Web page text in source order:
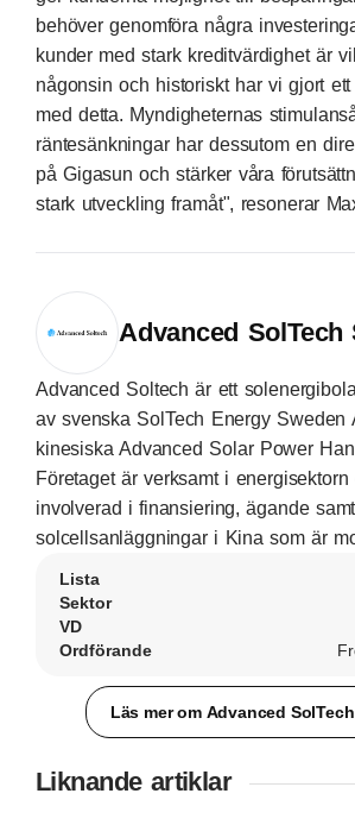
behöver genomföra några
kunder med stark kreditvärdighet är
någonsin och historiskt har vi gjort
med detta. Myndigheternas
räntesänkningar har dessutom en
på Gigasun och stärker våra
stark utveckling framåt", resonerar
Advanced SolTech
Advanced Soltech är ett
av svenska SolTech Energy Sweden
kinesiska Advanced Solar Power
Företaget är verksamt i energisektorn
involverad i finansiering, ägande
solcellsanläggningar i Kina som är
Lista
Sektor
VD
Ordförande
Läs mer om Advanced
Liknande artiklar